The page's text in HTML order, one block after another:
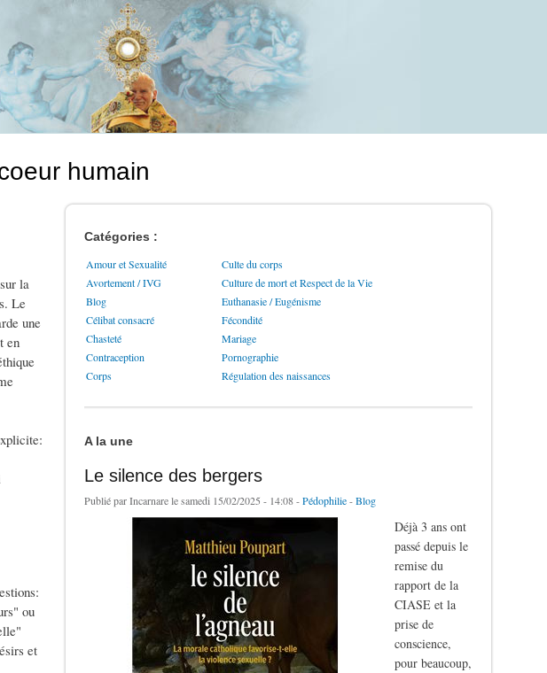
humain
la
Le
une
en
ou
et
Catégories :
Amour et Sexualité
Culte du corps
Avortement / IVG
Culture de mort et Respect de la Vie
Blog
Euthanasie / Eugénisme
Célibat consacré
Fécondité
Chasteté
Mariage
Contraception
Pornographie
Corps
Régulation des naissances
A la une
Le silence des bergers
Publié parIncarnarele samedi 15/02/2025 - 14:08 -Pédophilie-Blog
Déjà 3 ans ont
passé depuis le
remise du
rapport de la
CIASE et la
prise de
conscience,
pour beaucoup,